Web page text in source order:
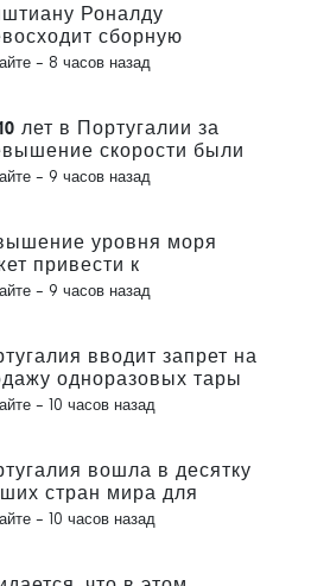
Роналду
сборную
по коммерческой
- 8 часов назад
лет в Португалии за
скорости были
3,6 миллиона
- 9 часов назад
уровня моря
привести к
40 процентов
- 9 часов назад
вводит запрет на
одноразовых тары
напитков без маркировки
- 10 часов назад
вошла в десятку
стран мира для
- 10 часов назад